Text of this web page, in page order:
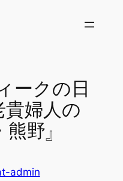
ークの日
貴婦人の
野』
admin